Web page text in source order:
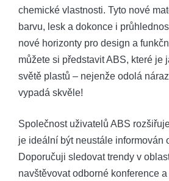
chemické vlastnosti. Tyto nové
barvu, lesk a dokonce i
nové horizonty pro design a
můžete si představit ABS, které je
světě plastů – nejenže odolá
vypadá skvěle!
Společnost uživatelů ABS
je ideální být neustále informován
Doporučuji sledovat trendy v
navštěvovat odborné konference